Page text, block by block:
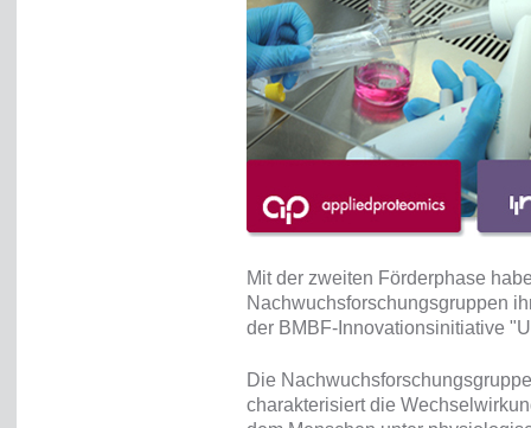
Mit der zweiten Förderphase
Nachwuchsforschungsgruppen
der BMBF-Innovationsinitiative
Die
charakterisiert die